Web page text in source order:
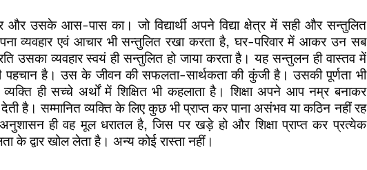
और उसके आस-पास का। जो विद्यार्थी अपने विद्या क्षेत्र में सही और सन्तुलित
व्यवहार एवं आचार भी सन्तुलित रखा करता है, घर-परिवार में आकर उन सब
उसका व्यवहार स्वयं ही सन्तुलित हो जाया करता है। यह सन्तुलन ही वास्तव में
है। उस के जीवन की सफलता-सार्थकता की कुंजी है। उसकी पूर्णता भी
ही सच्चे अर्थों में शिक्षित भी कहलाता है। शिक्षा अपने आप नम्र बनाकर
है। सम्मानित व्यक्ति के लिए कुछ भी प्राप्त कर पाना असंभव या कठिन नहीं रह
ही वह मूल धरातल है, जिस पर खड़े हो और शिक्षा प्राप्त कर प्रत्येक
के द्वार खोल लेता है। अन्य कोई रास्ता नहीं।